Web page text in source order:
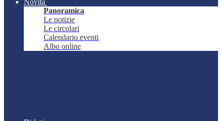
Novità
Panoramica
Le notizie
Le circolari
Calendario eventi
Albo online